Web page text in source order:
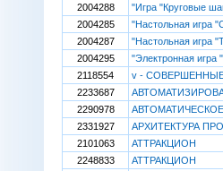
2004288
"Игра "Круговые
2004285
"Настольная игра
2004287
"Настольная игра
2004295
"Электронная игра
2118554
v -
2233687
2290978
2331927
АРХИТЕКТУРА
2101063
АТТРАКЦИОН
2248833
АТТРАКЦИОН